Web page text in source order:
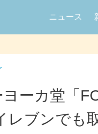
ニュース
ーカ堂「
レブンでも